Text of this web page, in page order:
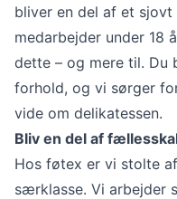
bliver en del af et
medarbejder under 18
dette – og mere til. Du
forhold, og vi sørger
vide om delikatessen.
Bliv en del af
Hos føtex er vi stolte
særklasse. Vi arbejder